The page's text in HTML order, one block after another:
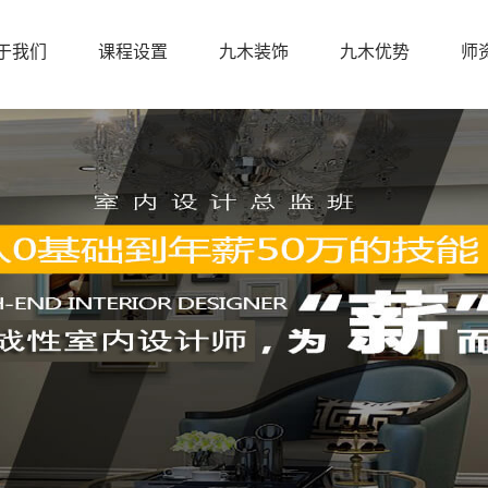
我们 课程设置 九木装饰 九木优势 师